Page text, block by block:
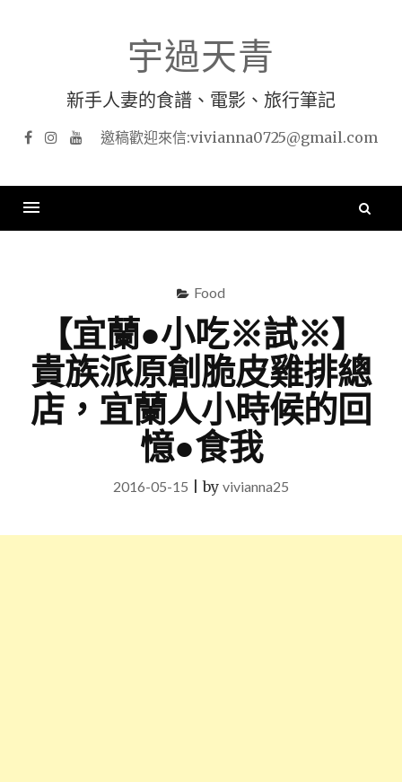
宇過天青
新手人妻的食譜、電影、旅行筆記
FacebookInstagramYouTube
Food
【宜蘭●小吃※試※】
貴族派原創脆皮雞排總
店，宜蘭人小時候的回
憶●食我
2016-05-15 |by vivianna25